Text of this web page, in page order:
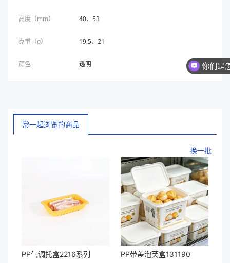
高度（mm） 40、53
克重（g） 19.5、21
颜色 透明
常一起浏览的商品
换一批
PP气调托盒2216系列 PP带盖泡芙盒131190
你们是